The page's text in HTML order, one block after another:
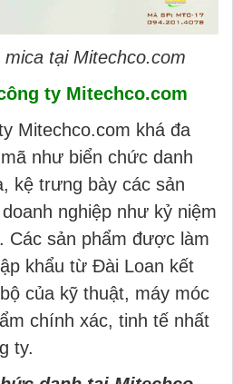
tại Mitechco.com
ty Mitechco.com
Mitechco.com khá đa
như biển chức danh
kệ trưng bày các sản
nghiệp như kỷ niệm
Các sản phẩm được làm
khẩu từ Đài Loan kết
của kỹ thuật, máy móc
chính xác, tinh tế nhất
ty.